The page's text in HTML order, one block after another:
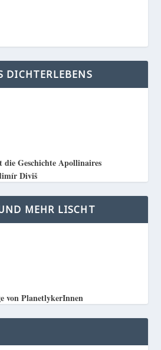
DICHTERLEBENS
Geschichte Apollinaires
Diviš
MEHR LISCHT
von PlanetlykerInnen